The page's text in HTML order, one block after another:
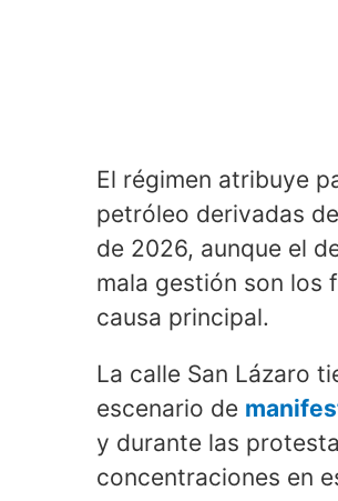
El régimen atribuye
petróleo derivadas
de 2026, aunque el
mala gestión son los
causa principal.
La calle San Lázaro
escenario de
y durante las
concentraciones en